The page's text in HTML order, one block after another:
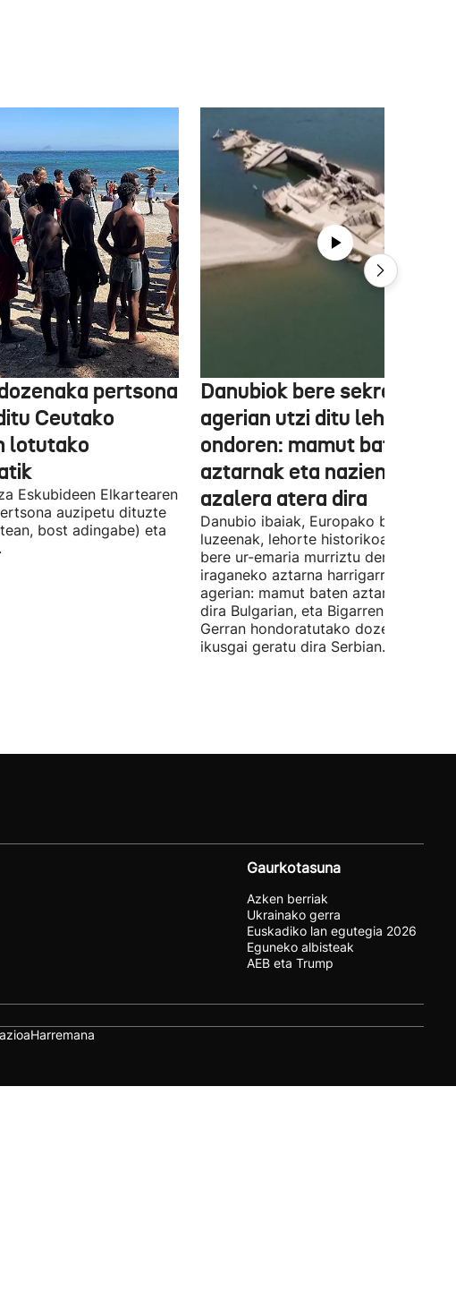
pertsona
Ceutako
lotutako
Eskubideen Elkartearen
auzipetu dituzte
bost adingabe) eta
Danubiok bere sekretuak
agerian utzi ditu
ondoren: mamut baten
aztarnak eta nazien
azalera atera dira
Danubio ibaiak, Europako bigarren
luzeenak, lehorte historikoa bizi du,
bere ur-emaria murriztu denez,
iraganeko aztarna harrigarriak utzi
agerian: mamut baten aztarnak
dira Bulgarian, eta Bigarren Mundu
Gerran hondoratutako dozenaka
ikusgai geratu dira Serbian.
Gaurkotasuna
Azken berriak
Ukrainako gerra
Euskadiko lan egutegia 2026
Eguneko albisteak
AEB eta Trump
Harremana